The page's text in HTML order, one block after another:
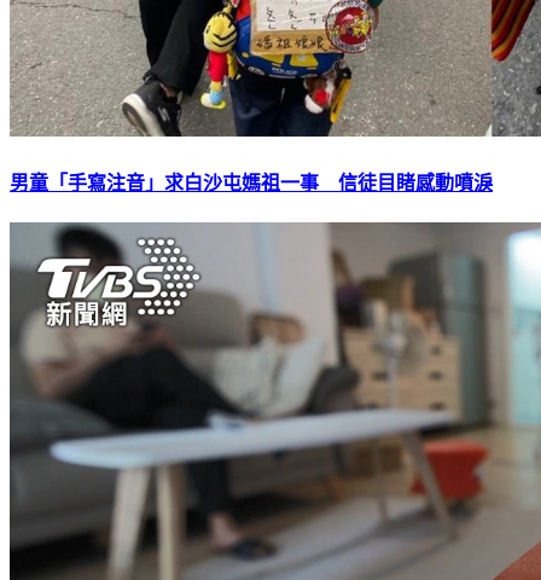
男童「手寫注音」求白沙屯媽祖一事 信徒目睹感動噴淚